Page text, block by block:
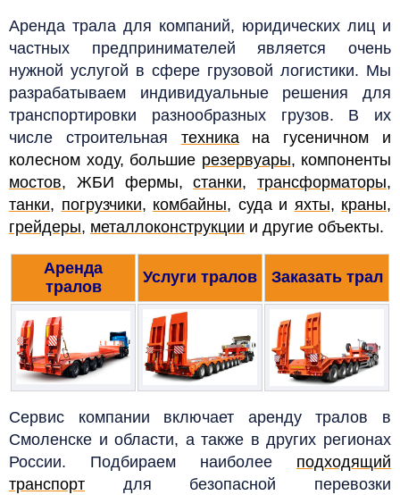
Аренда трала для компаний, юридических лиц и
частных предпринимателей является очень
нужной услугой в сфере грузовой логистики. Мы
разрабатываем индивидуальные решения для
транспортировки разнообразных грузов. В их
числе строительная техникана гусеничном и
колесном ходу, большие резервуары, компоненты
мостов, ЖБИ фермы,станки, трансформаторы,
танки, погрузчики, комбайны, суда и яхты, краны,
грейдеры, металлоконструкции и другие объекты.
Аренда
тралов
Услуги тралов Заказать трал
Сервис компании включает аренду тралов в
Смоленске и области, а также в других регионах
России. Подбираем наиболее подходящий
транспорт для безопасной перевозки